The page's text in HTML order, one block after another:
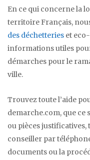
En ce qui concerne la
territoire Français,
des déchetteries et
informations utiles
démarches pour le
ville.
Trouvez toute l’aide
demarche.com, que
ou pièces
conseiller par
documents ou la